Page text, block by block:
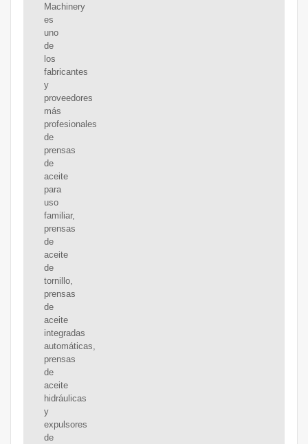
Machinery
es
uno
de
los
fabricantes
y
proveedores
más
profesionales
de
prensas
de
aceite
para
uso
familiar,
prensas
de
aceite
de
tornillo,
prensas
de
aceite
integradas
automáticas,
prensas
de
aceite
hidráulicas
y
expulsores
de